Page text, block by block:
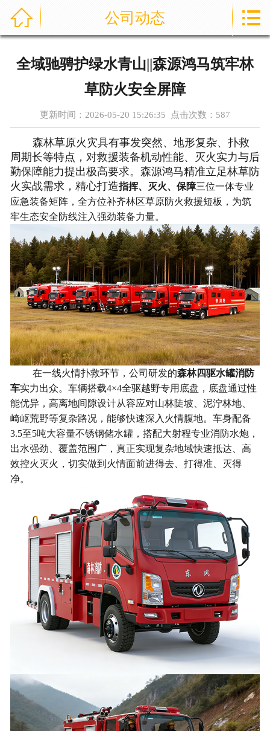
成功案例
资讯中心
售后服务
关于我们
联系我们
公司实力
 公司动态 
全域驰骋护绿水青山||森源鸿马筑牢林
草防火安全屏障
更新时间：2026-05-20 15:26:35 点击次数： 587
森林草原火灾具有事发突然、地形复杂、扑救
周期长等特点，对救援装备机动性能、灭火实力与后
勤保障能力提出极高要求。森源鸿马精准立足林草防
火实战需求，精心打造指挥、灭火、保障三位一体专业
应急装备矩阵，全方位补齐林区草原防火救援短板，为筑
牢生态安全防线注入强劲装备力量。
在一线火情扑救环节，公司研发的森林四驱水罐消防
车实力出众。车辆搭载4×4全驱越野专用底盘，底盘通过性
能优异，高离地间隙设计从容应对山林陡坡、泥泞林地、
崎岖荒野等复杂路况，能够快速深入火情腹地。车身配备
3.5至5吨大容量不锈钢储水罐，搭配大射程专业消防水炮，
出水强劲、覆盖范围广，真正实现复杂地域快速抵达、高
效控火灭火，切实做到火情面前进得去、打得准、灭得
净。